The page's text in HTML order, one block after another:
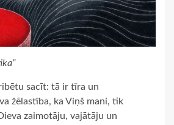
sacīt: tā ir tīra un
žēlastība, ka Viņš mani, tik
zaimotāju, vajātāju un